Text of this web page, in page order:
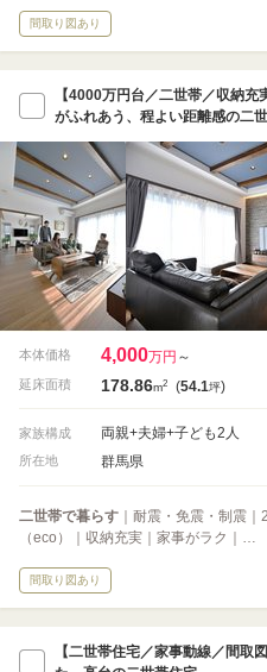
間取り図あり
【4000万円台／二世帯／収納
がふれあう、程よい距離感の二
本体価格 4,000万円 ～
延床面積 178.86m2 (54.1坪)
家族構成 両親+夫婦+子ども2人
所在地 群馬県
二世帯で暮らす ｜耐震・免震・制震
（eco）｜収納充実｜家事がラク｜…
間取り図あり
【二世帯住宅／家事動線／間取